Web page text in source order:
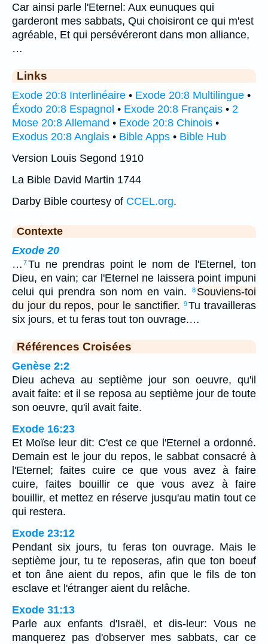
Car ainsi parle l'Eternel: Aux eunuques qui
garderont mes sabbats, Qui choisiront ce qui m'est
agréable, Et qui persévéreront dans mon alliance,
…
Links
Exode 20:8 Interlinéaire • Exode 20:8 Multilingue •
Éxodo 20:8 Espagnol • Exode 20:8 Français • 2
Mose 20:8 Allemand • Exode 20:8 Chinois •
Exodus 20:8 Anglais • Bible Apps • Bible Hub
Version Louis Segond 1910
La Bible David Martin 1744
Darby Bible courtesy of CCEL.org.
Contexte
Exode 20
… 7Tu ne prendras point le nom de l'Eternel, ton
Dieu, en vain; car l'Eternel ne laissera point impuni
celui qui prendra son nom en vain.
8 Souviens-toi
du jour du repos, pour le sanctifier.
9Tu travailleras
six jours, et tu feras tout ton ouvrage.…
Références Croisées
Genèse 2:2
Dieu acheva au septième jour son oeuvre, qu'il
avait faite: et il se reposa au septième jour de toute
son oeuvre, qu'il avait faite.
Exode 16:23
Et Moïse leur dit: C'est ce que l'Eternel a ordonné.
Demain est le jour du repos, le sabbat consacré à
l'Eternel; faites cuire ce que vous avez à faire
cuire, faites bouillir ce que vous avez à faire
bouillir, et mettez en réserve jusqu'au matin tout ce
qui restera.
Exode 23:12
Pendant six jours, tu feras ton ouvrage. Mais le
septième jour, tu te reposeras, afin que ton boeuf
et ton âne aient du repos, afin que le fils de ton
esclave et l'étranger aient du relâche.
Exode 31:13
Parle aux enfants d'Israël, et dis-leur: Vous ne
manquerez pas d'observer mes sabbats, car ce